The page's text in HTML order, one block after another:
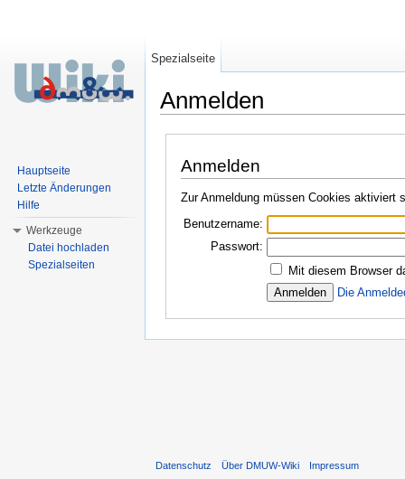
Anmelden
Anmelden
Zur Anmeldung müssen Cookies aktiviert
Benutzername:
Passwort:
Mit diesem Browser
Die
Spezialseite
Hauptseite
Letzte Änderungen
Hilfe
Werkzeuge
Datei hochladen
Spezialseiten
Datenschutz Über DMUW-Wiki Impressum